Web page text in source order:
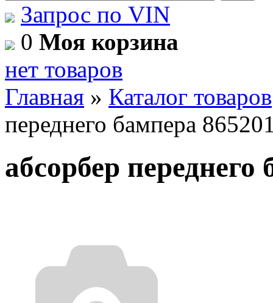
Запрос по VIN
0 Моя корзина
нет товаров
Главная » Каталог товаров
переднего бампера
абсорбер